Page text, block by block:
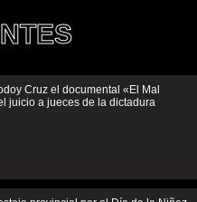
Cruz el documental «El Mal
juicio a jueces de la dictadura